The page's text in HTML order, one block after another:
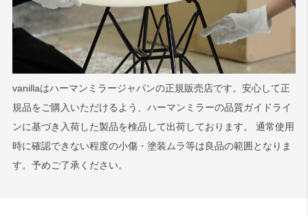
vanillaはハーマンミラージャパンの正規販売店です。安心して正
規品をご購入いただけるよう、ハーマンミラーの品質ガイドライ
ンに基づき入荷した製品を検品して出荷しております。 通常使用
時に確認できない程度の小傷・塗装ムラ等は良品の範囲となりま
す。予めご了承ください。